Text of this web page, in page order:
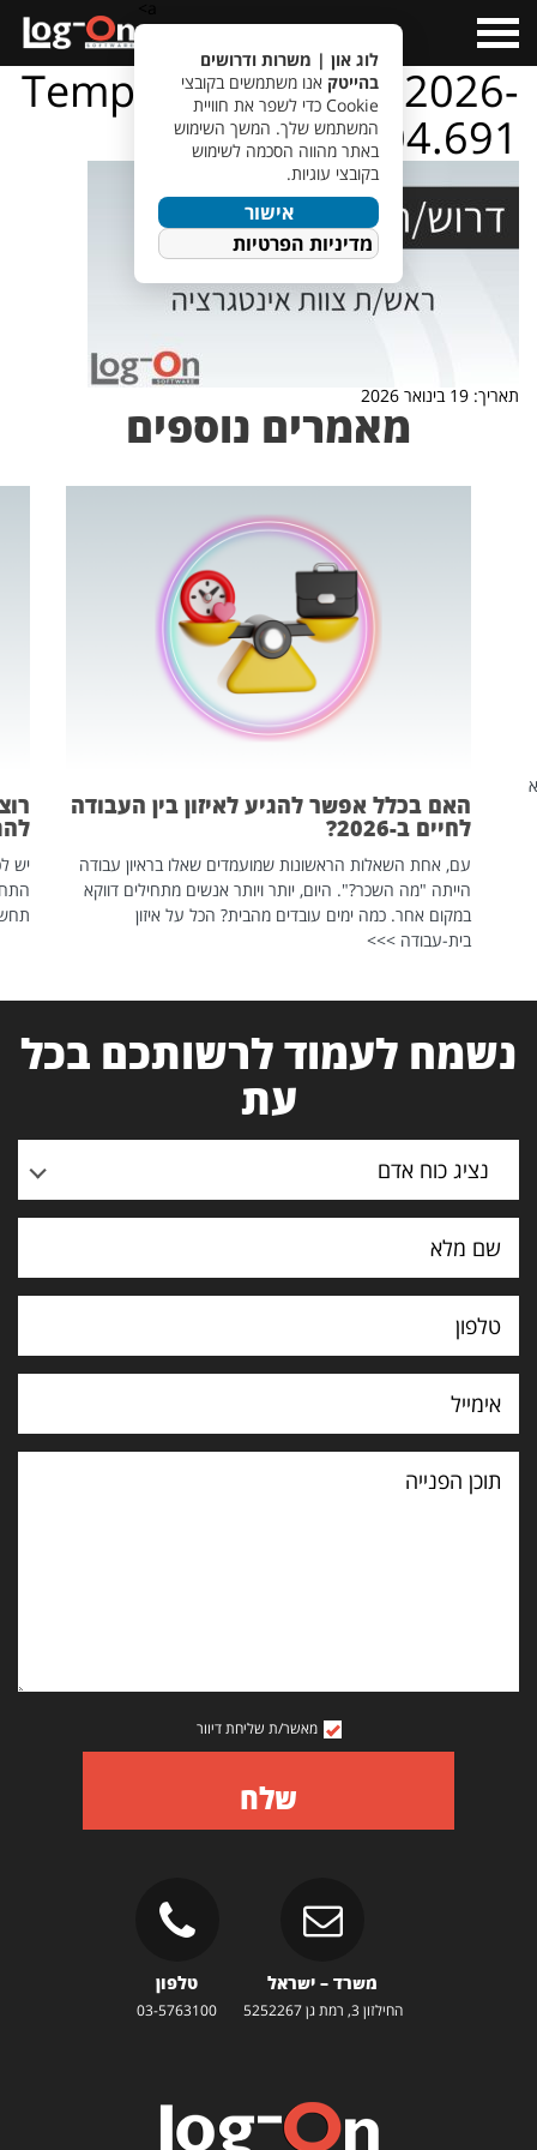
Menu
TempletJobsWeb – 2026-
01-19T135304.691
תאריך: 19 בינואר 2026
מאמרים נוספים
האם בכלל אפשר להגיע לאיזון בין העבודה
לחיים ב-2026?
עם, אחת השאלות הראשונות שמועמדים שאלו בראיון עבודה
הייתה "מה השכר?". היום, יותר ויותר אנשים מתחילים דווקא
במקום אחר. כמה ימים עובדים מהבית? הכל על איזון
בית-עבודה >>>
יש
נשמח לעמוד לרשותכם בכל
עת
נציג כוח אדם
תוכן
הפנייה
מאשר/ת שליחת דיוור
שלח
משרד – ישראל
החילזון 3, רמת גן 5252267
טלפון
03-5763100
לוג און | משרות ודרושים
בהייטק אנו משתמשים בקובצי
Cookie כדי לשפר את חוויית
המשתמש שלך. המשך השימוש
באתר מהווה הסכמה לשימוש
בקובצי עוגיות.
אישור
מדיניות הפרטיות